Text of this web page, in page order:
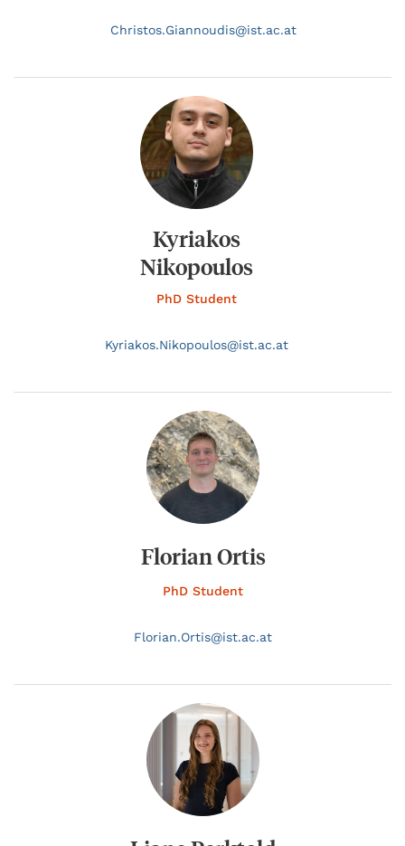
Christos.Giannoudis@ist.ac.at
Kyriakos
Nikopoulos
PhD Student
Kyriakos.Nikopoulos@ist.ac.at
Florian Ortis
PhD Student
Florian.Ortis@ist.ac.at